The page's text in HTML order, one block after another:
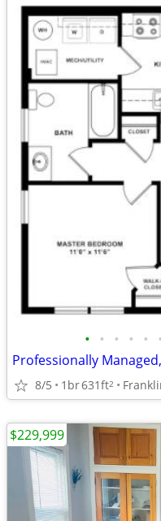
• • • • • •
8/5 1br631ft2
$229,999